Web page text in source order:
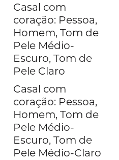
Casal com
coração: Pessoa,
Homem, Tom de
Pele Médio-
Escuro, Tom de
Pele Claro
Casal com
coração: Pessoa,
Homem, Tom de
Pele Médio-
Escuro, Tom de
Pele Médio-Claro